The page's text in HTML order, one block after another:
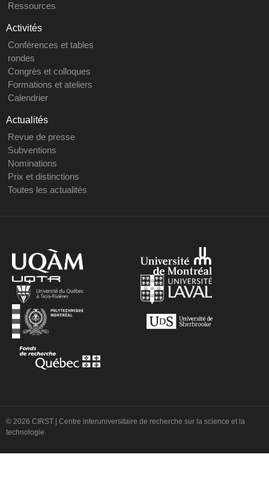
Ressources
Activités
Conférences et tables
rondes
Congrès et colloques
Formations et ateliers
Calendrier
Actualités
Revue de presse
Subventions
Nominations
Prix et distinctions
Toutes les actualités
© 2026 CIRST | Centre interuniversitaire de recherche sur la science et la
technologie